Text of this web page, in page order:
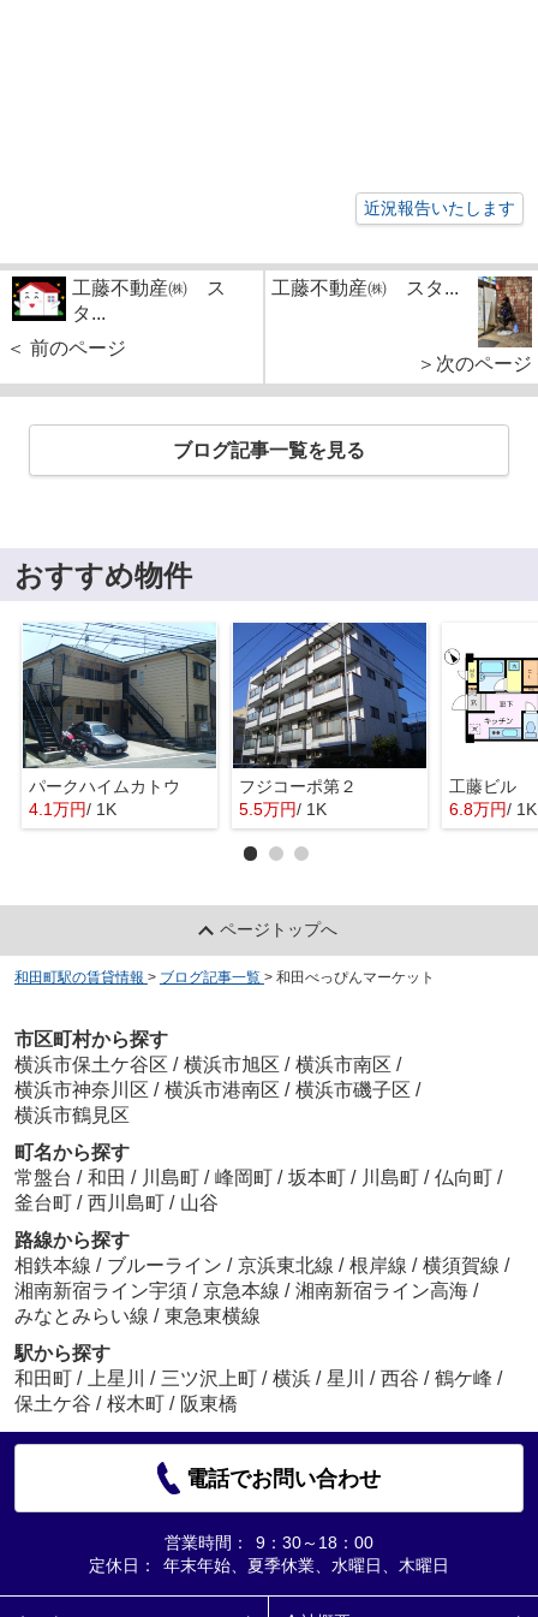
近況報告いたします
工藤不動産㈱ ス
タ...
＜ 前のページ
工藤不動産㈱ スタ...
＞次のページ
ブログ記事一覧を見る
おすすめ物件
パークハイムカトウ
4.1万円/ 1K
フジコーポ第２
5.5万円/ 1K
工藤ビル
6.8万円/ 1K
ページトップへ
和田町駅の賃貸情報 > ブログ記事一覧 > 和田べっぴんマーケット
市区町村から探す
横浜市保土ケ谷区 / 横浜市旭区 / 横浜市南区 /
横浜市神奈川区 / 横浜市港南区 / 横浜市磯子区 /
横浜市鶴見区
町名から探す
常盤台 / 和田 / 川島町 / 峰岡町 / 坂本町 / 川島町 / 仏向町 /
釜台町 / 西川島町 / 山谷
路線から探す
相鉄本線 / ブルーライン / 京浜東北線 / 根岸線 / 横須賀線 /
湘南新宿ライン宇須 / 京急本線 / 湘南新宿ライン高海 /
みなとみらい線 / 東急東横線
駅から探す
和田町 / 上星川 / 三ツ沢上町 / 横浜 / 星川 / 西谷 / 鶴ケ峰 /
保土ケ谷 / 桜木町 / 阪東橋
電話でお問い合わせ
営業時間：
9：30～18：00
定休日：
年末年始、夏季休業、水曜日、木曜日